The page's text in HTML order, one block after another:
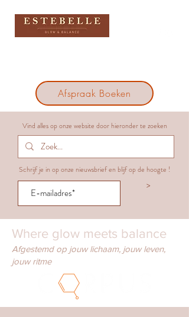
Vind alles op onze website door hieronder te zoeken
Schrijf je in op onze nieuwsbrief en blijf op de hoogte !
>
Afspraak Boeken
Where glow meets balance
Afgestemd op jouw lichaam, jouw leven,
jouw ritme